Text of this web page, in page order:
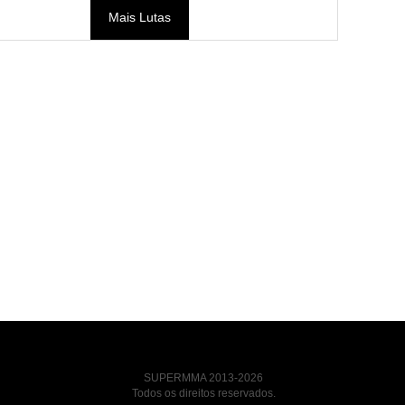
Mais Lutas
SUPERMMA 2013-2026
Todos os direitos reservados.